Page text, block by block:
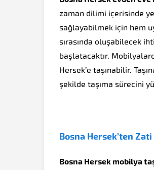
zaman dilimi içerisinde
sağlayabilmek için hem
sırasında oluşabilecek
başlatacaktır.
Hersek’e taşınabilir.
şekilde taşıma sürecini
Bosna Hersek’ten Zati
Bosna Hersek mobilya